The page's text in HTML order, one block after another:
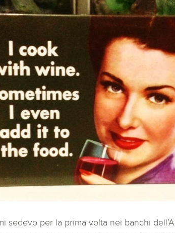
sedevo per la prima volta nei banchi